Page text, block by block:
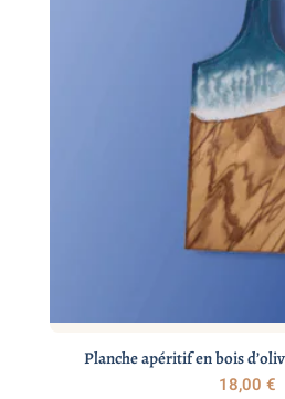
Planche apéritif en bois
18,00 €